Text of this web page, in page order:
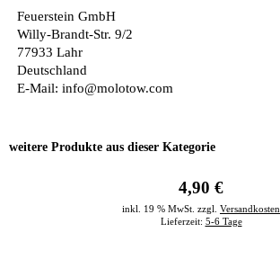
Feuerstein GmbH
Willy-Brandt-Str. 9/2
77933 Lahr
Deutschland
E-Mail: info@molotow.com
weitere Produkte aus dieser Kategorie
4,90 €
inkl. 19 % MwSt. zzgl. Versandkosten
Lieferzeit: 5-6 Tage